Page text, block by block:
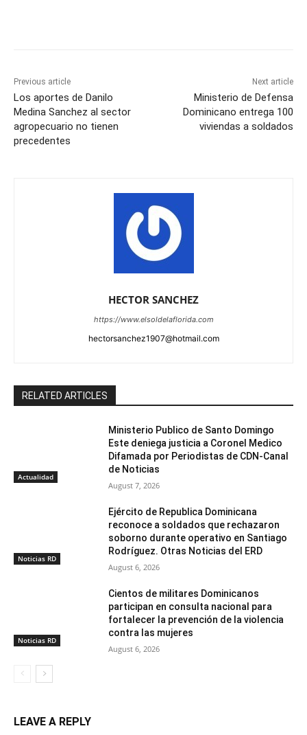
Previous article
Los aportes de Danilo
Medina Sanchez al sector
agropecuario no tienen
precedentes
Next article
Ministerio de Defensa
Dominicano entrega 100
viviendas a soldados
HECTOR SANCHEZ
https://www.elsoldelaflorida.com
hectorsanchez1907@hotmail.com
RELATED ARTICLES
Actualidad
Ministerio Publico de Santo Domingo
Este deniega justicia a Coronel Medico
Difamada por Periodistas de CDN-Canal
de Noticias
August 7, 2026
Noticias RD
Ejército de Republica Dominicana
reconoce a soldados que rechazaron
soborno durante operativo en Santiago
Rodríguez. Otras Noticias del ERD
August 6, 2026
Noticias RD
Cientos de militares Dominicanos
participan en consulta nacional para
fortalecer la prevención de la violencia
contra las mujeres
August 6, 2026
LEAVE A REPLY